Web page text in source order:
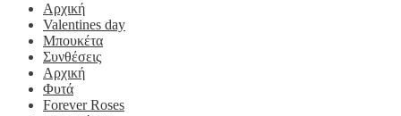
Αρχική
Valentines day
Μπουκέτα
Συνθέσεις
Αρχική
Φυτά
Forever Roses